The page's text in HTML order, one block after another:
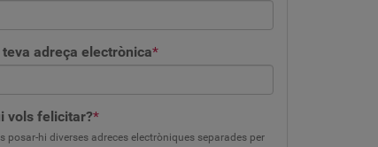
teva adreça electrònica*
vols felicitar?*
posar-hi diverses adreces electròniques separades per